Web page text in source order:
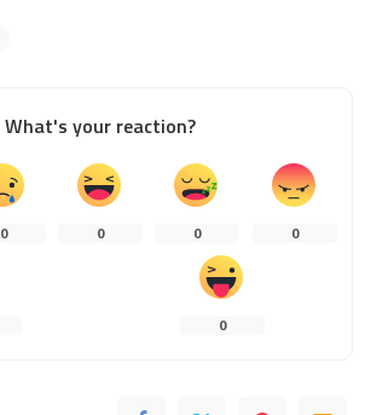
What's your reaction?
0 0 0 0
0